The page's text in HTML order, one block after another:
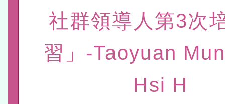
位及節水達人選拔活動」
市孔廟祈福系列活動—儒
航」
2026年桃園地景藝術節教
本校115學年度第2次代理
本館辦理115年度閱讀磐
社群領導人第3次
習」-Taoyuan
Hsi H